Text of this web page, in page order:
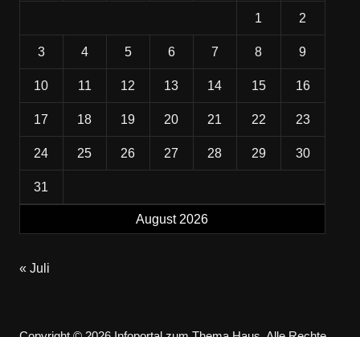
August 2026
1 2
3 4 5 6 7 8 9
10 11 12 13 14 15 16
17 18 19 20 21 22 23
24 25 26 27 28 29 30
31
« Juli